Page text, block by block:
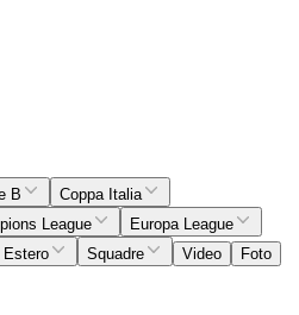
B
Coppa Italia
League
Europa League
Estero Squadre Video
Foto